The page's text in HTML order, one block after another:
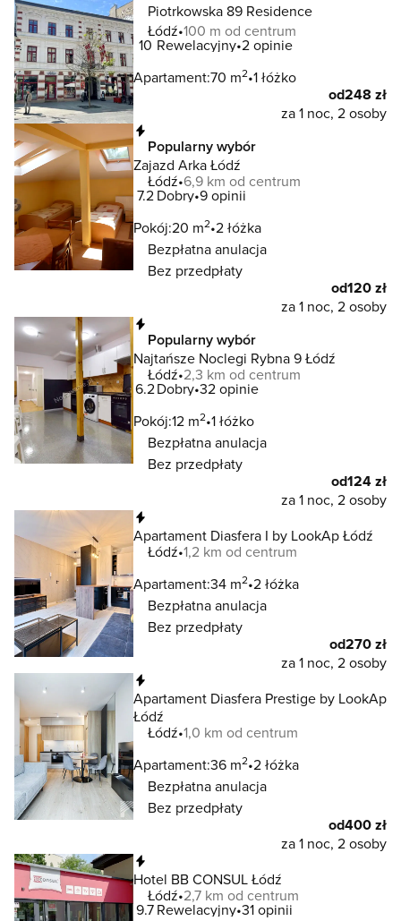
Piotrkowska 89 Residence
Łódź 100 m od centrum
10 Rewelacyjny 2 opinie
Apartament:70 m2 1 łóżko
od248 zł
za 1 noc, 2 osoby
Popularny wybór
Zajazd Arka Łódź
Łódź 6,9 km od centrum
7.2 Dobry 9 opinii
Pokój:20 m2 2 łóżka
Bezpłatna anulacja
Bez przedpłaty
od120 zł
za 1 noc, 2 osoby
Popularny wybór
Najtańsze Noclegi Rybna 9 Łódź
Łódź 2,3 km od centrum
6.2Dobry 32 opinie
Pokój:12 m2 1 łóżko
Bezpłatna anulacja
Bez przedpłaty
od124 zł
za 1 noc, 2 osoby
Apartament Diasfera I by LookAp Łódź
Łódź 1,2 km od centrum
Apartament:34 m2 2 łóżka
Bezpłatna anulacja
Bez przedpłaty
od270 zł
za 1 noc, 2 osoby
Apartament Diasfera Prestige by LookAp
Łódź
Łódź 1,0 km od centrum
Apartament:36 m2 2 łóżka
Bezpłatna anulacja
Bez przedpłaty
od400 zł
za 1 noc, 2 osoby
Hotel BB CONSUL Łódź
Łódź 2,7 km od centrum
9.7Rewelacyjny 31 opinii